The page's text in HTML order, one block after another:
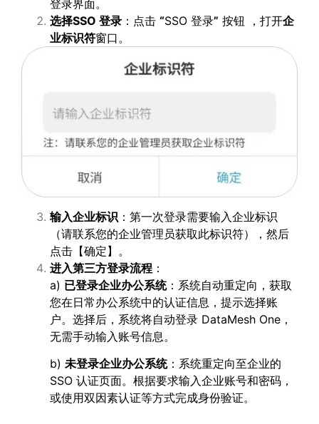
登录界面。
选择SSO 登录 ：点击 “SSO 登录” 按钮 ，打开企
业标识符窗口。
输入企业标识 ：第一次登录需要输入企业标识
（请联系您的企业管理员获取此标识符），然后
点击【确定】。
进入第三方登录流程 ：
a) 已登录企业办公系统：系统自动重定向，获取
您在日常办公系统中的认证信息，提示选择账
户。选择后，系统将自动登录 DataMesh One，
无需手动输入账号信息。
b) 未登录企业办公系统：系统重定向至企业的
SSO 认证页面。根据要求输入企业账号和密码，
或使用双因素认证等方式完成身份验证。